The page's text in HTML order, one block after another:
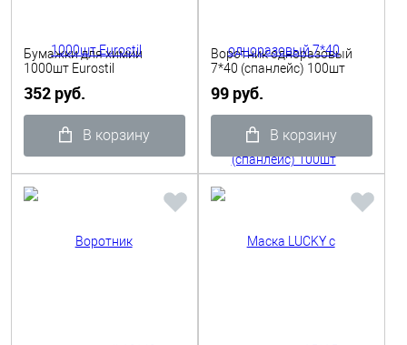
Бумажки для химии
1000шт Eurostil
352 руб.
В корзину
Воротник одноразовый
7*40 (спанлейс) 100шт
99 руб.
В корзину